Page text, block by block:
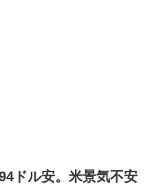
ドル安。米景気不安